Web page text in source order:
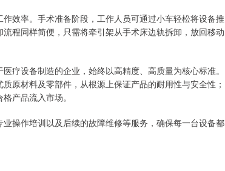
效率。手术准备阶段，工作人员可通过小车轻松将设备推
程同样简便，只需将牵引架从手术床边轨拆卸，放回移动
疗设备制造的企业，始终以高精度、高质量为核心标准。
原材料及零部件，从根源上保证产品的耐用性与安全性；
产品流入市场。
操作培训以及后续的故障维修等服务，确保每一台设备都